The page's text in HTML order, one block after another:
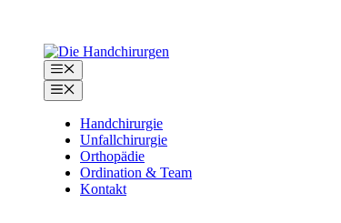
springen
Menü
Menü
Handchirurgie
Unfallchirurgie
Orthopädie
Ordination & Team
Kontakt